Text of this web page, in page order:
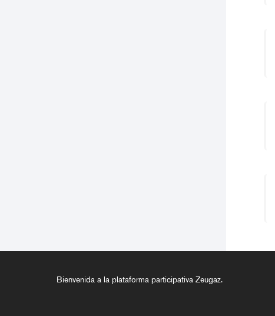
Bienvenida a la plataforma participativa Zeugaz.